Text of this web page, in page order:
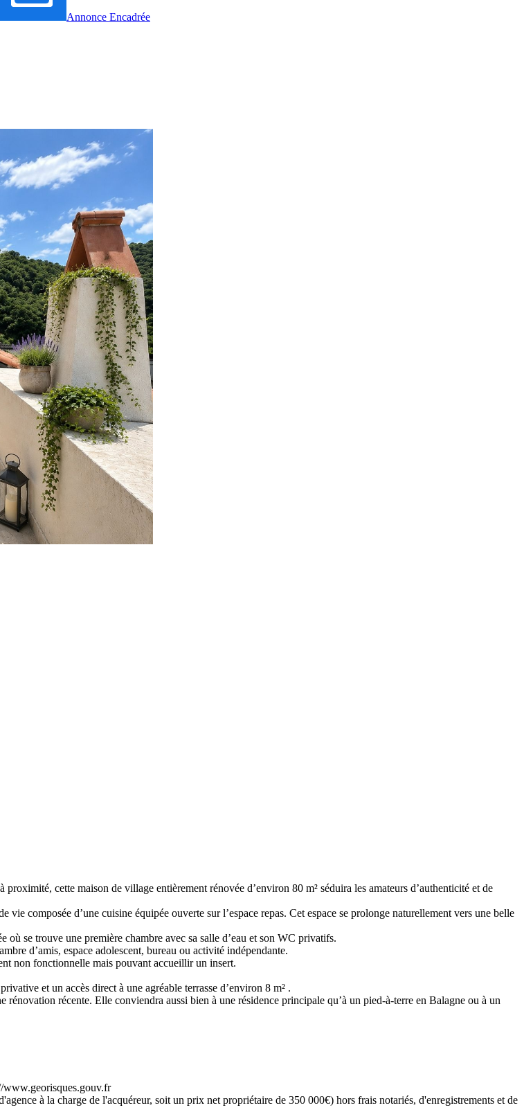
Annonce Encadrée
cette maison de village entièrement rénovée d’environ 80 m² séduira les amateurs d’authenticité et de
composée d’une cuisine équipée ouverte sur l’espace repas. Cet espace se prolonge naturellement vers une belle
où se trouve une première chambre avec sa salle d’eau et son WC privatifs.
d’amis, espace adolescent, bureau ou activité indépendante.
non fonctionnelle mais pouvant accueillir un insert.
et un accès direct à une agréable terrasse d’environ 8 m² .
récente. Elle conviendra aussi bien à une résidence principale qu’à un pied-à-terre en Balagne ou à un
www.georisques.gouv.fr
à la charge de l'acquéreur, soit un prix net propriétaire de 350 000€) hors frais notariés, d'enregistrements et de